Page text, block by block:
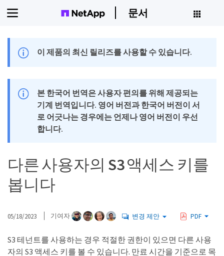
문서
이 제품의 최신 릴리즈를 사용할 수 있습니다.
본 한국어 번역은 사용자 편의를 위해 제공되는
기계 번역입니다. 영어 버전과 한국어 버전이 서
로 어긋나는 경우에는 언제나 영어 버전이 우선
합니다.
다른 사용자의 S3 액세스 키를
봅니다
05/18/2023 기여자 변경 제안 PDF
S3 테넌트를 사용하는 경우 적절한 권한이 있으면 다른 사용
자의 S3 액세스 키를 볼 수 있습니다. 만료 시간을 기준으로 목